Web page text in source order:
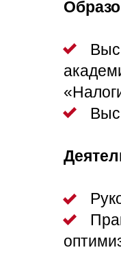
ооо
ооо
ооо
ооо